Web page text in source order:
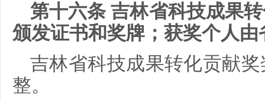
第十六条 吉林省科技成果
颁发证书和奖牌；获奖个人
吉林省科技成果转化贡献
整。